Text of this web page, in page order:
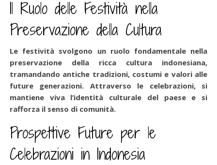
Il Ruolo delle Festività nella
Preservazione della Cultura
Le festività svolgono un ruolo fondamentale nella
preservazione della ricca cultura indonesiana,
tramandando antiche tradizioni, costumi e valori alle
future generazioni. Attraverso le celebrazioni, si
mantiene viva l’identità culturale del paese e si
rafforza il senso di comunità.
Prospettive Future per le
Celebrazioni in Indonesia